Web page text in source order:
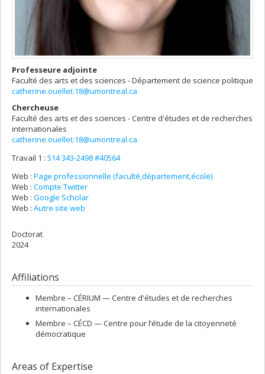
Professeure adjointe
Faculté des arts et des sciences - Département de science politique
catherine.ouellet.18@umontreal.ca
Chercheuse
Faculté des arts et des sciences - Centre d'études et de recherches
internationales
catherine.ouellet.18@umontreal.ca
Travail 1 : 514 343-2498 #40564
Web : Page professionnelle (faculté,département,école)
Web : Compte Twitter
Web : Google Scholar
Web : Autre site web
Doctorat
2024
Affiliations
Membre – CÉRIUM — Centre d'études et de recherches
internationales
Membre – CÉCD — Centre pour l’étude de la citoyenneté
démocratique
Areas of Expertise